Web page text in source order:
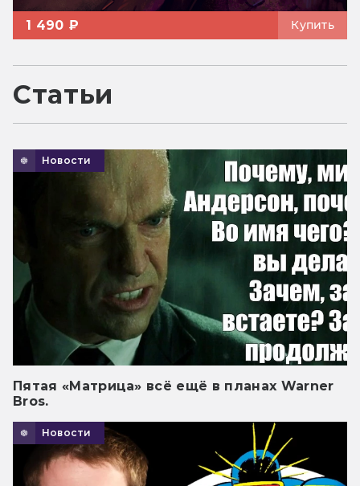
1 490 ₽ Купить
Статьи
Новости
Пятая «Матрица» всё ещё в планах Warner
Bros.
Новости